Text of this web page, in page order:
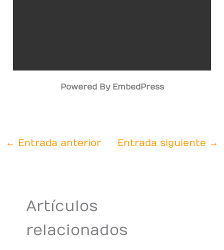
Powered By EmbedPress
← Entrada anterior Entrada siguiente →
Artículos
relacionados